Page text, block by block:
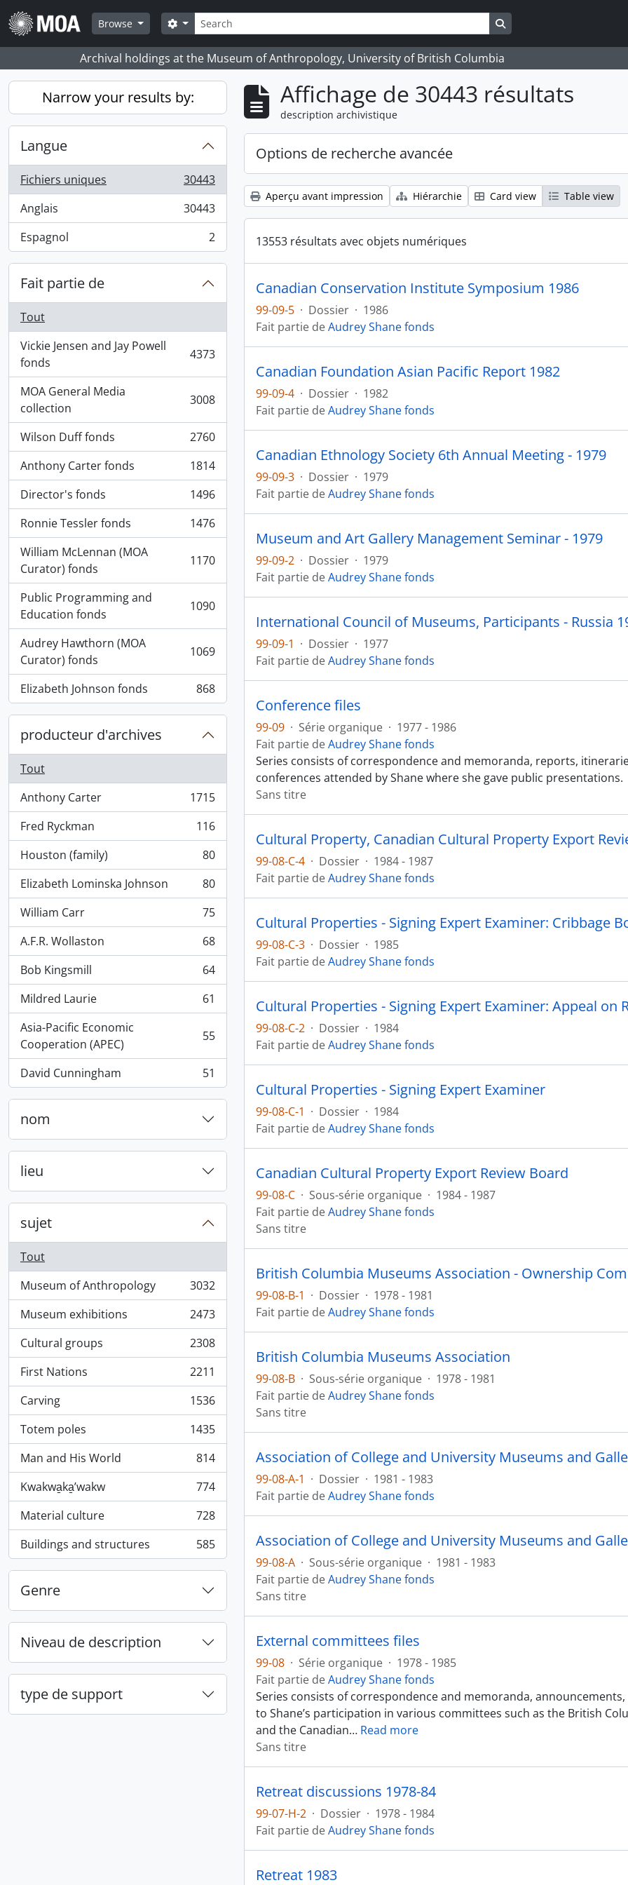
Skip to main content
Browse
Rechercher
Search options Search in browse page
Archival holdings at the Museum of Anthropology, University of British Columbia
Narrow your results by:
Langue
Fichiers uniques
, 30443 résultats
30443
Anglais
, 30443 résultats
30443
Espagnol
, 2 résultats 2
Fait partie de
Tout
Vickie Jensen and Jay Powell
fonds
, 4373 résultats 4373
MOA General Media
collection
, 3008 résultats 3008
Wilson Duff fonds
, 2760 résultats
2760
Anthony Carter fonds
, 1814 résultats
1814
Director's fonds
, 1496 résultats
1496
Ronnie Tessler fonds
, 1476 résultats
1476
William McLennan (MOA
Curator) fonds
, 1170 résultats 1170
Public Programming and
Education fonds
, 1090 résultats 1090
Audrey Hawthorn (MOA
Curator) fonds
, 1069 résultats 1069
Elizabeth Johnson fonds
, 868 résultats 868
producteur d'archives
Tout
Anthony Carter
, 1715 résultats
1715
Fred Ryckman
, 116 résultats
116
Houston (family)
, 80 résultats
80
Elizabeth Lominska Johnson
, 80 résultats
80
William Carr
, 75 résultats
75
A.F.R. Wollaston
, 68 résultats
68
Bob Kingsmill
, 64 résultats
64
Mildred Laurie
, 61 résultats
61
Asia-Pacific Economic
Cooperation (APEC)
, 55 résultats 55
David Cunningham
, 51 résultats 51
nom
lieu
sujet
Tout
Museum of Anthropology
, 3032 résultats
3032
Museum exhibitions
, 2473 résultats
2473
Cultural groups
, 2308 résultats
2308
First Nations
, 2211 résultats
2211
Carving
, 1536 résultats
1536
Totem poles
, 1435 résultats
1435
Man and His World
, 814 résultats
814
Kwakwa̱ka̱ʼwakw
, 774 résultats
774
Material culture
, 728 résultats
728
Buildings and structures
, 585 résultats 585
Genre
Niveau de description
type de support
Affichage de 30443 résultats
description archivistique
Options de recherche avancée
Aperçu avant impression Hiérarchie Card view Table view
13553 résultats avec objets numériques
Canadian Conservation Institute Symposium 1986
99-09-5 · Dossier · 1986
Fait partie deAudrey Shane fonds
Canadian Foundation Asian Pacific Report 1982
99-09-4 · Dossier · 1982
Fait partie deAudrey Shane fonds
Canadian Ethnology Society 6th Annual Meeting - 1979
99-09-3 · Dossier · 1979
Fait partie deAudrey Shane fonds
Museum and Art Gallery Management Seminar - 1979
99-09-2 · Dossier · 1979
Fait partie deAudrey Shane fonds
International Council of Museums, Participants - Russia
99-09-1 · Dossier · 1977
Fait partie deAudrey Shane fonds
Conference files
99-09 · Série organique · 1977 - 1986
Fait partie deAudrey Shane fonds
Series consists of correspondence and memoranda, reports,
conferences attended by Shane where she gave public presentations.
Sans titre
Cultural Property, Canadian Cultural Property Export
99-08-C-4 · Dossier · 1984 - 1987
Fait partie deAudrey Shane fonds
Cultural Properties - Signing Expert Examiner: Cribbage
99-08-C-3 · Dossier · 1985
Fait partie deAudrey Shane fonds
Cultural Properties - Signing Expert Examiner: Appeal on
99-08-C-2 · Dossier · 1984
Fait partie deAudrey Shane fonds
Cultural Properties - Signing Expert Examiner
99-08-C-1 · Dossier · 1984
Fait partie deAudrey Shane fonds
Canadian Cultural Property Export Review Board
99-08-C · Sous-série organique · 1984 - 1987
Fait partie deAudrey Shane fonds
Sans titre
British Columbia Museums Association - Ownership
99-08-B-1 · Dossier · 1978 - 1981
Fait partie deAudrey Shane fonds
British Columbia Museums Association
99-08-B · Sous-série organique · 1978 - 1981
Fait partie deAudrey Shane fonds
Sans titre
Association of College and University Museums and
99-08-A-1 · Dossier · 1981 - 1983
Fait partie deAudrey Shane fonds
Association of College and University Museums and
99-08-A · Sous-série organique · 1981 - 1983
Fait partie deAudrey Shane fonds
Sans titre
External committees files
99-08 · Série organique · 1978 - 1985
Fait partie deAudrey Shane fonds
Series consists of correspondence and memoranda,
to Shane’s participation in various committees such as the British
and the Canadian… Read more
Sans titre
Retreat discussions 1978-84
99-07-H-2 · Dossier · 1978 - 1984
Fait partie deAudrey Shane fonds
Retreat 1983